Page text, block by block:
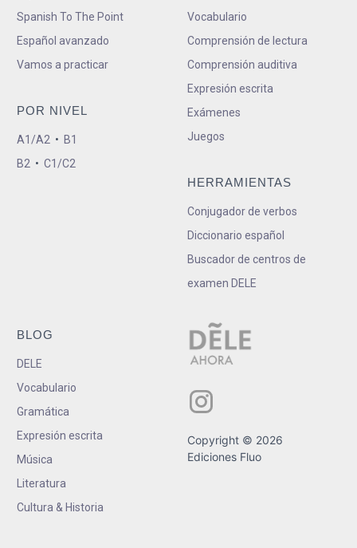
Spanish To The Point
Español avanzado
Vamos a practicar
POR NIVEL
A1/A2 • B1
B2 • C1/C2
Vocabulario
Comprensión de lectura
Comprensión auditiva
Expresión escrita
Exámenes
Juegos
HERRAMIENTAS
Conjugador de verbos
Diccionario español
Buscador de centros de
examen DELE
BLOG
DELE
Vocabulario
Gramática
Expresión escrita
Música
Literatura
Cultura & Historia
Copyright © 2026
Ediciones Fluo